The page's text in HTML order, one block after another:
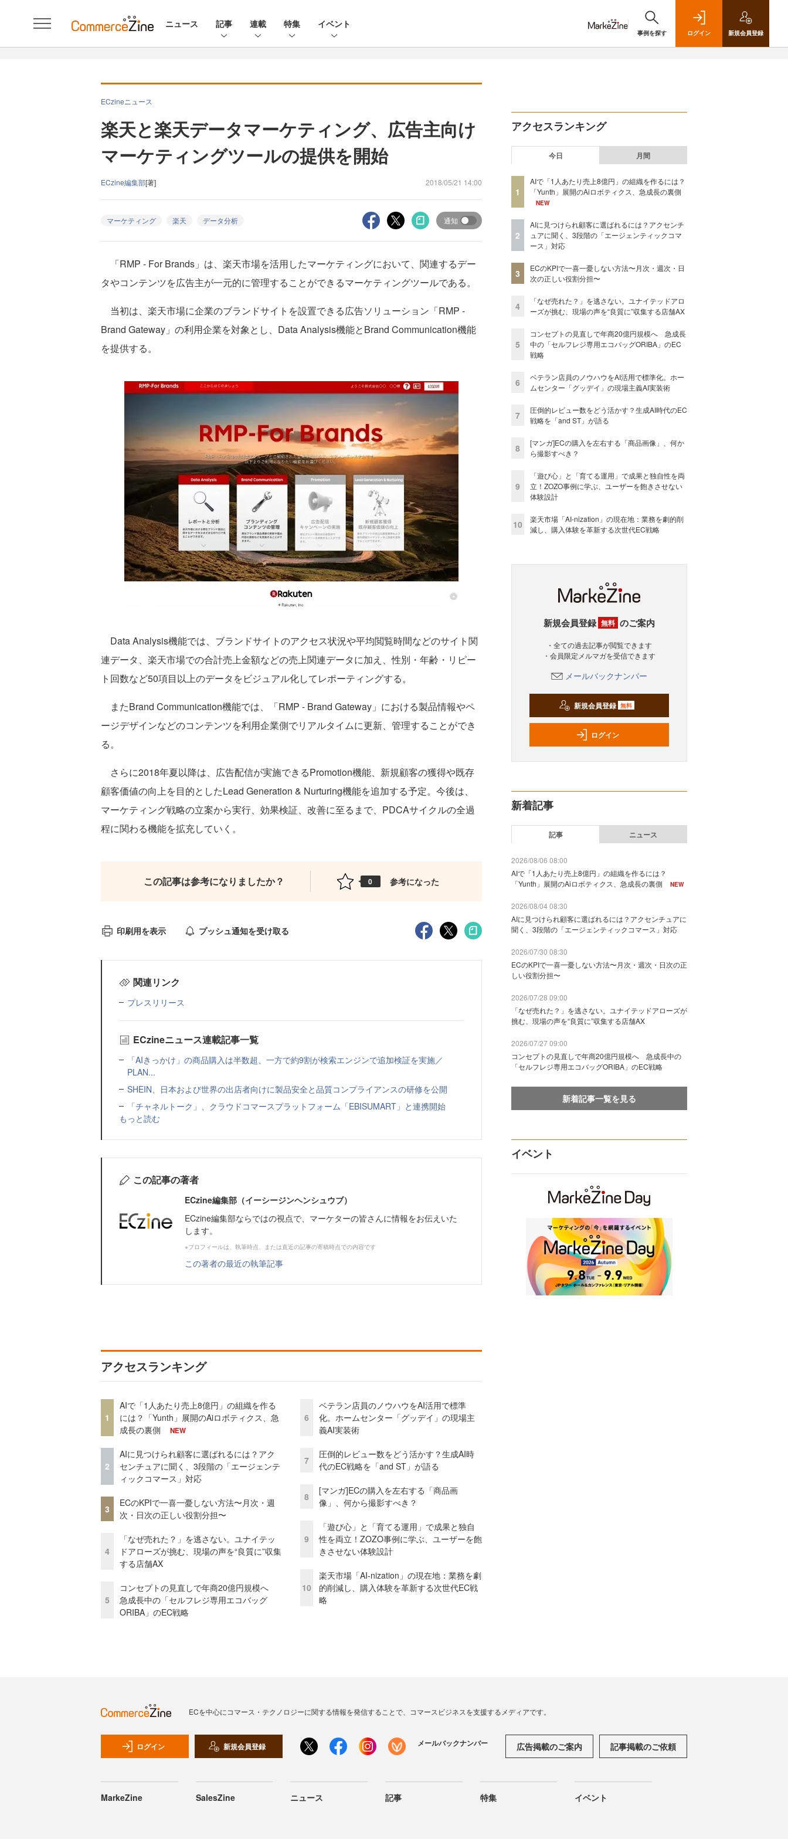
ニュース 記事 連載 特集 イベント
事例を探す ログイン 新規会員登録
ECzineニュース
楽天と楽天データマーケティング、広告主向け
マーケティングツールの提供を開始
ECzine編集部[著] 2018/05/21 14:00
マーケティング 楽天 データ分析 通知
「RMP - For Brands」は、楽天市場を活用したマーケティングにおいて、関連するデー
タやコンテンツを広告主が一元的に管理することができるマーケティングツールである。
当初は、楽天市場に企業のブランドサイトを設置できる広告ソリューション「RMP -
Brand Gateway」の利用企業を対象とし、Data Analysis機能とBrand Communication機能
を提供する。
Data Analysis機能では、ブランドサイトのアクセス状況や平均閲覧時間などのサイト関
連データ、楽天市場での合計売上金額などの売上関連データに加え、性別・年齢・リピー
ト回数など50項目以上のデータをビジュアル化してレポーティングする。
またBrand Communication機能では、「RMP - Brand Gateway」における製品情報やペ
ージデザインなどのコンテンツを利用企業側でリアルタイムに更新、管理することができ
る。
さらに2018年夏以降は、広告配信が実施できるPromotion機能、新規顧客の獲得や既存
顧客価値の向上を目的としたLead Generation & Nurturing機能を追加する予定。今後は、
マーケティング戦略の立案から実行、効果検証、改善に至るまで、PDCAサイクルの全過
程に関わる機能を拡充していく。
この記事は参考になりましたか？ 0 参考になった
印刷用を表示 プッシュ通知を受け取る
関連リンク
プレスリリース
ECzineニュース連載記事一覧
「AIきっかけ」の商品購入は半数超、一方で約9割が検索エンジンで追加検証を実施／
PLAN...
SHEIN、日本および世界の出店者向けに製品安全と品質コンプライアンスの研修を公開
「チャネルトーク」、クラウドコマースプラットフォーム「EBISUMART」と連携開始
もっと読む
この記事の著者
ECzine編集部（イーシージンヘンシュウブ）
ECzine編集部ならではの視点で、マーケターの皆さんに情報をお伝えいた
します。
※プロフィールは、執筆時点、または直近の記事の寄稿時点での内容です
この著者の最近の執筆記事
アクセスランキング
1
AIで「1人あたり売上8億円」の組織を作る
には？「Yunth」展開のAiロボティクス、急
成長の裏側
NEW
2
AIに見つけられ顧客に選ばれるには？アク
センチュアに聞く、3段階の「エージェンテ
ィックコマース」対応
3
ECのKPIで一喜一憂しない方法〜月次・週
次・日次の正しい役割分担〜
4
「なぜ売れた？」を逃さない。ユナイテッ
ドアローズが挑む、現場の声を“良質に”収集
する店舗AX
5
コンセプトの見直しで年商20億円規模へ
急成長中の「セルフレジ専用エコバッグ
ORIBA」のEC戦略
6
ベテラン店員のノウハウをAI活用で標準
化。ホームセンター「グッデイ」の現場主
義AI実装術
7
圧倒的レビュー数をどう活かす？生成AI時
代のEC戦略を「and ST」が語る
8
[マンガ]ECの購入を左右する「商品画
像」、何から撮影すべき？
9
「遊び心」と「育てる運用」で成果と独自
性を両立！ZOZO事例に学ぶ、ユーザーを飽
きさせない体験設計
10
楽天市場「AI-nization」の現在地：業務を劇
的削減し、購入体験を革新する次世代EC戦
略
アクセスランキング
今日 月間
1
AIで「1人あたり売上8億円」の組織を作るには？
「Yunth」展開のAiロボティクス、急成長の裏側
NEW
2
AIに見つけられ顧客に選ばれるには？アクセンチ
ュアに聞く、3段階の「エージェンティックコマ
ース」対応
3
ECのKPIで一喜一憂しない方法〜月次・週次・日
次の正しい役割分担〜
4
「なぜ売れた？」を逃さない。ユナイテッドアロ
ーズが挑む、現場の声を“良質に”収集する店舗AX
5
コンセプトの見直しで年商20億円規模へ 急成長
中の「セルフレジ専用エコバッグORIBA」のEC
戦略
6
ベテラン店員のノウハウをAI活用で標準化。ホー
ムセンター「グッデイ」の現場主義AI実装術
7
圧倒的レビュー数をどう活かす？生成AI時代のEC
戦略を「and ST」が語る
8
[マンガ]ECの購入を左右する「商品画像」、何か
ら撮影すべき？
9
「遊び心」と「育てる運用」で成果と独自性を両
立！ZOZO事例に学ぶ、ユーザーを飽きさせない
体験設計
10
楽天市場「AI-nization」の現在地：業務を劇的削
減し、購入体験を革新する次世代EC戦略
新規会員登録 無料 のご案内
・全ての過去記事が閲覧できます
・会員限定メルマガを受信できます
メールバックナンバー
新規会員登録 無料
ログイン
新着記事
記事 ニュース
2026/08/06 08:00
AIで「1人あたり売上8億円」の組織を作るには？
「Yunth」展開のAiロボティクス、急成長の裏側
NEW
2026/08/04 08:30
AIに見つけられ顧客に選ばれるには？アクセンチュアに
聞く、3段階の「エージェンティックコマース」対応
2026/07/30 08:30
ECのKPIで一喜一憂しない方法〜月次・週次・日次の正
しい役割分担〜
2026/07/28 09:00
「なぜ売れた？」を逃さない。ユナイテッドアローズが
挑む、現場の声を“良質に”収集する店舗AX
2026/07/27 09:00
コンセプトの見直しで年商20億円規模へ 急成長中の
「セルフレジ専用エコバッグORIBA」のEC戦略
新着記事一覧を見る
イベント
ECを中心にコマース・テクノロジーに関する情報を発信することで、コマースビジネスを支援するメディアです。
ログイン 新規会員登録 メールバックナンバー 広告掲載のご案内 記事掲載のご依頼
MarkeZine SalesZine ニュース 記事 特集 イベント